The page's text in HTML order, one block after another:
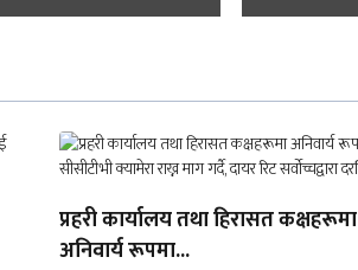
प्रहरी कार्यालय तथा हिरासत कक्षहरूमा
अनिवार्य रूपमा...